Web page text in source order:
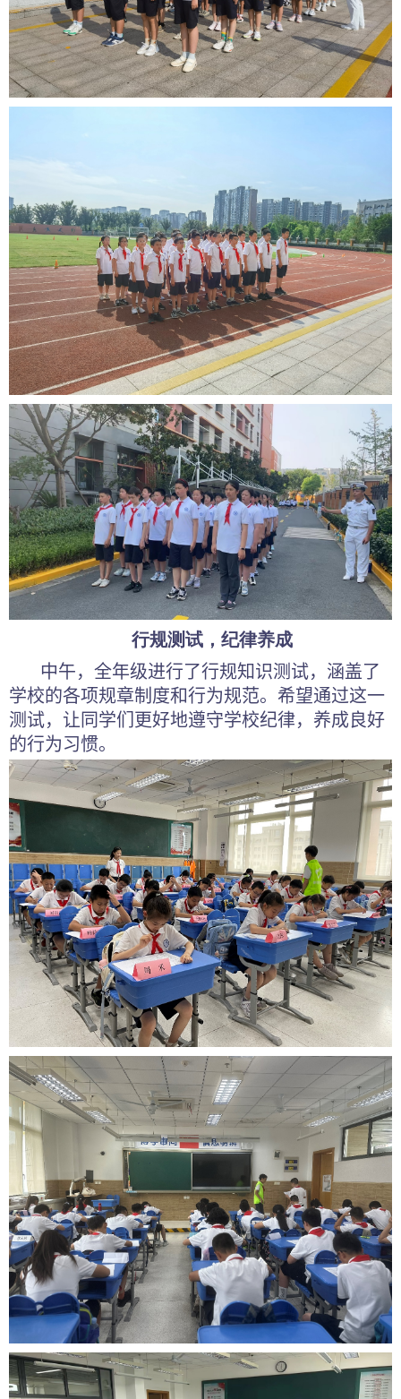
行规测试，纪律养成
中午， 全年级进行了行规知识测试，涵盖了
学校的各项规章制度和行为规范。 希望通过这一
测试，让 同学们更好地遵守学校纪律，养成良好
的行为习惯。